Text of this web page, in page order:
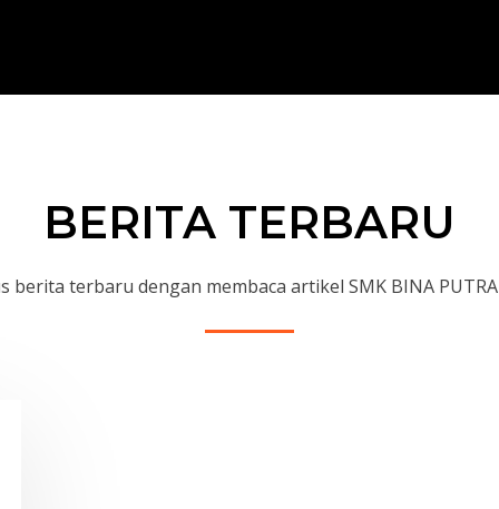
BERITA TERBARU
berita terbaru dengan membaca artikel SMK BINA PUTRA